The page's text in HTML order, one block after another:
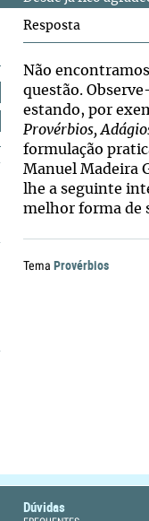
Resposta
Não
questão.
estando, por
Provérbios,
formulação
Manuel Madeira
lhe a seguinte
melhor forma de
Tema Provérbios
Dúvidas